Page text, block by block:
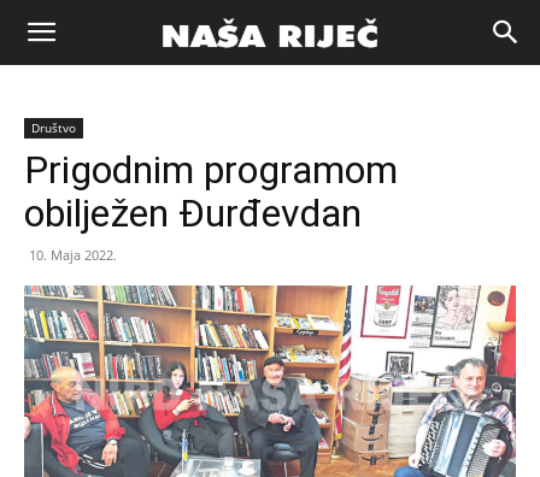
Naša
riječ
Društvo
Prigodnim programom
obilježen Đurđevdan
10. Maja 2022.